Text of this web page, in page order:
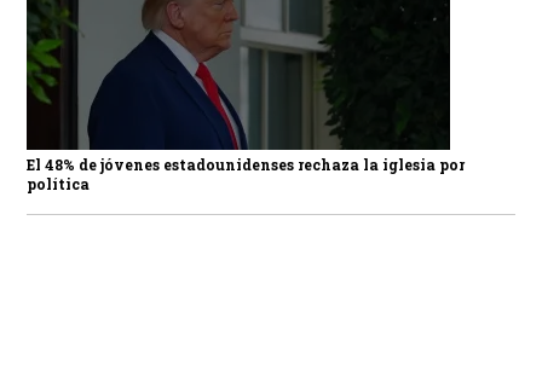
El 48% de jóvenes estadounidenses rechaza la iglesia por
política